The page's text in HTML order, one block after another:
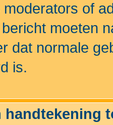
of
moeten
dat normale
is.
handtekening